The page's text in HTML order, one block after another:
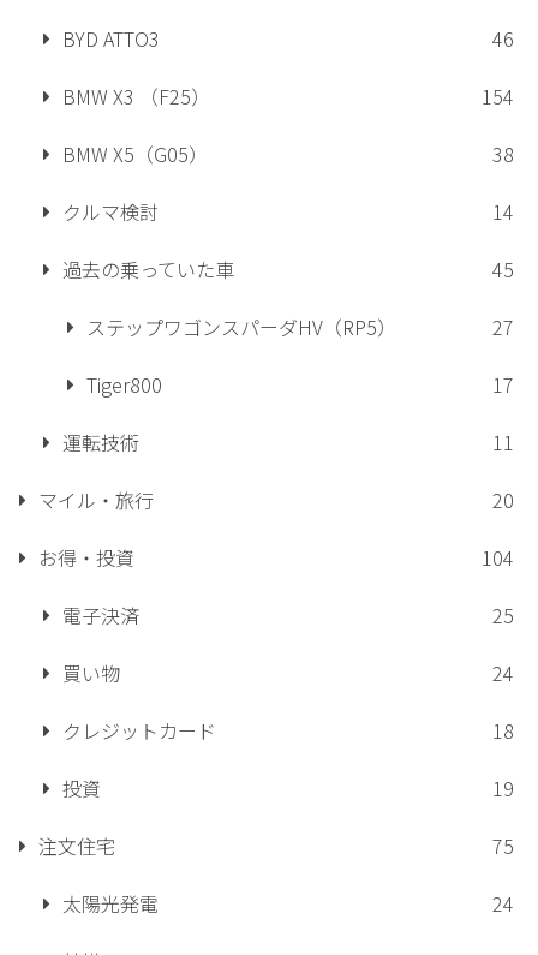
BYD ATTO3
46
BMW X3 （F25）
154
BMW X5（G05）
38
クルマ検討
14
過去の乗っていた車
45
ステップワゴンスパーダHV（RP5）
27
Tiger800
17
運転技術
11
マイル・旅行
20
お得・投資
104
電子決済
25
買い物
24
クレジットカード
18
投資
19
注文住宅
75
太陽光発電
24